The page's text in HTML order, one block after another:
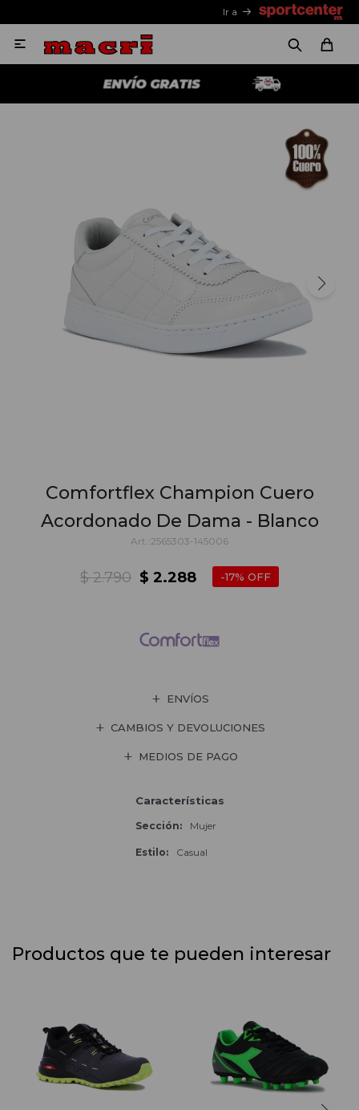
Ir a

Comfortflex Champion Cuero
Acordonado De Dama - Blanco
2565303-145006
$ 2.288
$ 2.790 17
ENVÍOS
CAMBIOS Y DEVOLUCIONES
MEDIOS DE PAGO
Características
Sección Mujer
Estilo Casual
Productos que te pueden interesar